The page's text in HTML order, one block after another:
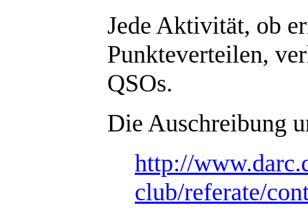
Jede Aktivität, ob
Punkteverteilen,
QSOs.
Die Auschreibung
http://
club/referate/